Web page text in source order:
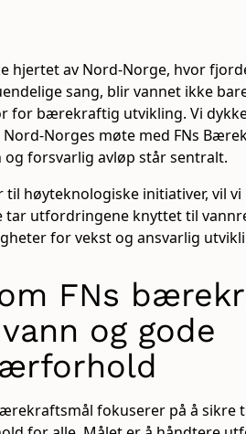
hjertet av Nord-Norge, hvor
sang, blir vannet ikke
for bærekraftig utvikling. Vi
Norges møte med FNs
og forsvarlig avløp står sentralt.
til høyteknologiske initiativer, vil
tar utfordringene knyttet til
for vekst og ansvarlig
FNs
og gode
fokuserer på å sikre